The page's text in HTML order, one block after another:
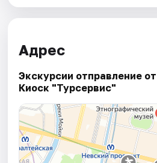
Адрес
Экскурсии отправление
Киоск "Турсервис"